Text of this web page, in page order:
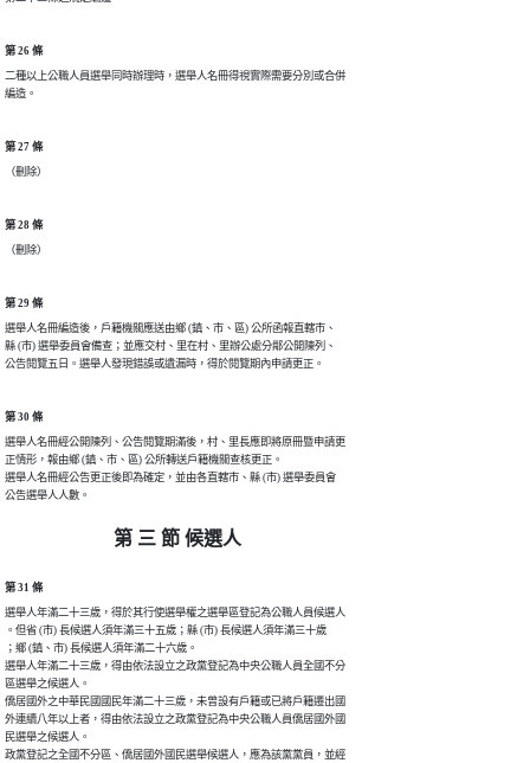
第 26 條
二種以上公職人員選舉同時辦理時，選舉人名冊得視實際需要分別或合併
第 27 條
（刪除）
第 28 條
（刪除）
第 29 條
選舉人名冊編造後，戶籍機關應送由鄉 (鎮、市、區) 公所函報直轄市、
縣 (市) 選舉委員會備查；並應交村、里在村、里辦公處分鄰公開陳列、
第 30 條
選舉人名冊經公開陳列、公告閱覽期滿後，村、里長應即將原冊暨申請更
正情形，報由鄉 (鎮、市、區) 公所轉送戶籍機關查核更正。
選舉人名冊經公告更正後即為確定，並由各直轄市、縣 (市) 選舉委員會
第 三 節 候選人
第 31 條
選舉人年滿二十三歲，得於其行使選舉權之選舉區登記為公職人員候選人
。但省 (市) 長候選人須年滿三十五歲；縣 (市) 長候選人須年滿三十歲
；鄉 (鎮、市) 長候選人須年滿二十六歲。
選舉人年滿二十三歲，得由依法設立之政黨登記為中央公職人員全國不分
區選舉之候選人。
僑居國外之中華民國國民年滿二十三歲，未曾設有戶籍或已將戶籍遷出國
外連續八年以上者，得由依法設立之政黨登記為中央公職人員僑居國外國
民選舉之候選人。
政黨登記之全國不分區、僑居國外國民選舉候選人，應為該黨黨員，並經